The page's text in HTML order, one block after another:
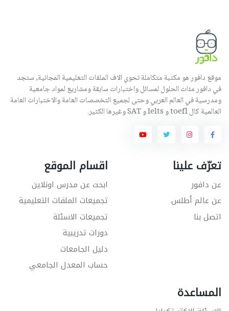
موقع دافور هو مكتبة متكاملة تحوي الاف الملفات التعليمية المجانية, ستجد
في دافور مئات الحلول لمسائل واختبارات سابقة ومشاريع لمواد جامعية
ومدرسية في العالم العربي وحتى لجميع التخصصات العامة والاختبارات العامة
العالمية كال toefl و Ielts و SAT وغيرها الكثير.
تعرّف علينا
عن دافور
عن عالم أطلس
اتصل بنا
اقسام الموقع
ابحث عن مدرس اونلاين
تجميعات الملفات التعليمية
تجميعات الاسئلة
دورات تدريبية
دليل الجامعات
حساب المعدل الجامعي
المساعدة